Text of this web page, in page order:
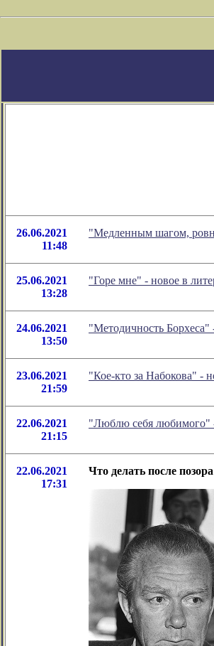
26.06.2021
11:48
"Медленным шагом,
25.06.2021
13:28
"Горе мне" - новое в
24.06.2021
13:50
"Методичность
23.06.2021
21:59
"Кое-кто за Набокова" -
22.06.2021
21:15
"Люблю себя любимого"
22.06.2021
17:31
Что делать после